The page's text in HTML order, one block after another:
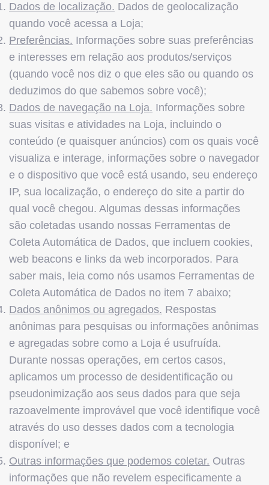
Dados de localização. Dados de geolocalização
quando você acessa a Loja;
Preferências. Informações sobre suas preferências
e interesses em relação aos produtos/serviços
(quando você nos diz o que eles são ou quando os
deduzimos do que sabemos sobre você);
Dados de navegação na Loja. Informações sobre
suas visitas e atividades na Loja, incluindo o
conteúdo (e quaisquer anúncios) com os quais você
visualiza e interage, informações sobre o navegador
e o dispositivo que você está usando, seu endereço
IP, sua localização, o endereço do site a partir do
qual você chegou. Algumas dessas informações
são coletadas usando nossas Ferramentas de
Coleta Automática de Dados, que incluem cookies,
web beacons e links da web incorporados. Para
saber mais, leia como nós usamos Ferramentas de
Coleta Automática de Dados no item 7 abaixo;
Dados anônimos ou agregados. Respostas
anônimas para pesquisas ou informações anônimas
e agregadas sobre como a Loja é usufruída.
Durante nossas operações, em certos casos,
aplicamos um processo de desidentificação ou
pseudonimização aos seus dados para que seja
razoavelmente improvável que você identifique você
através do uso desses dados com a tecnologia
disponível; e
Outras informações que podemos coletar. Outras
informações que não revelem especificamente a